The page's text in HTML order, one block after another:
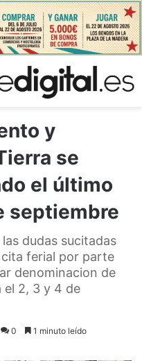
y
se
el último
septiembre
dudas sucitadas
ferial por parte
denominacion de
el 2, 3 y 4 de
0 1 minuto leído